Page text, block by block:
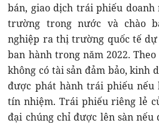
bán, giao dịch trái phiếu
trường trong nước và chào
nghiệp ra thị trường quốc tế
ban hành trong năm 2022.
không có tài sản đảm bảo, kinh
được phát hành trái phiếu nếu
tín nhiệm. Trái phiếu riêng lẻ
đại chúng chỉ được lên sàn nếu